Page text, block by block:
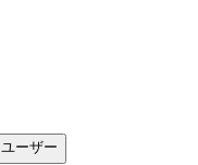
ユーザー